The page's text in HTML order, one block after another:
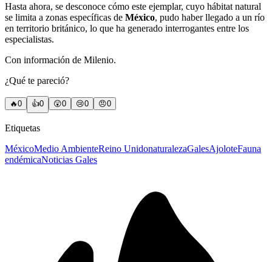
Hasta ahora, se desconoce cómo este ejemplar, cuyo hábitat natural
se limita a zonas específicas de México, pudo haber llegado a un río
en territorio británico, lo que ha generado interrogantes entre los
especialistas.
Con información de Milenio.
¿Qué te pareció?
🔥0 👍0 😲0 😢0 😠0
Etiquetas
MéxicoMedio AmbienteReino UnidonaturalezaGalesAjoloteFauna
endémicaNoticias Gales